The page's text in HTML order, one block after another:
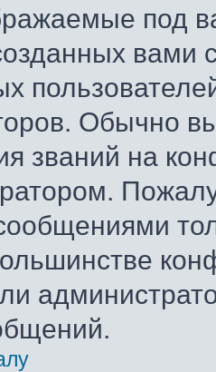
под
Обычно
званий на